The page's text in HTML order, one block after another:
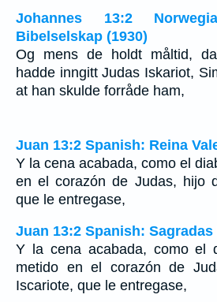
Johannes 13:2
Bibelselskap (1930)
Og mens de holdt måltid,
hadde inngitt Judas Iskariot,
at han skulde forråde ham,
Juan 13:2 Spanish: Reina
Y la cena acabada, como el
en el corazón de Judas, hijo
que le entregase,
Juan 13:2 Spanish:
Y la cena acabada, como el
metido en el corazón de
Iscariote, que le entregase,